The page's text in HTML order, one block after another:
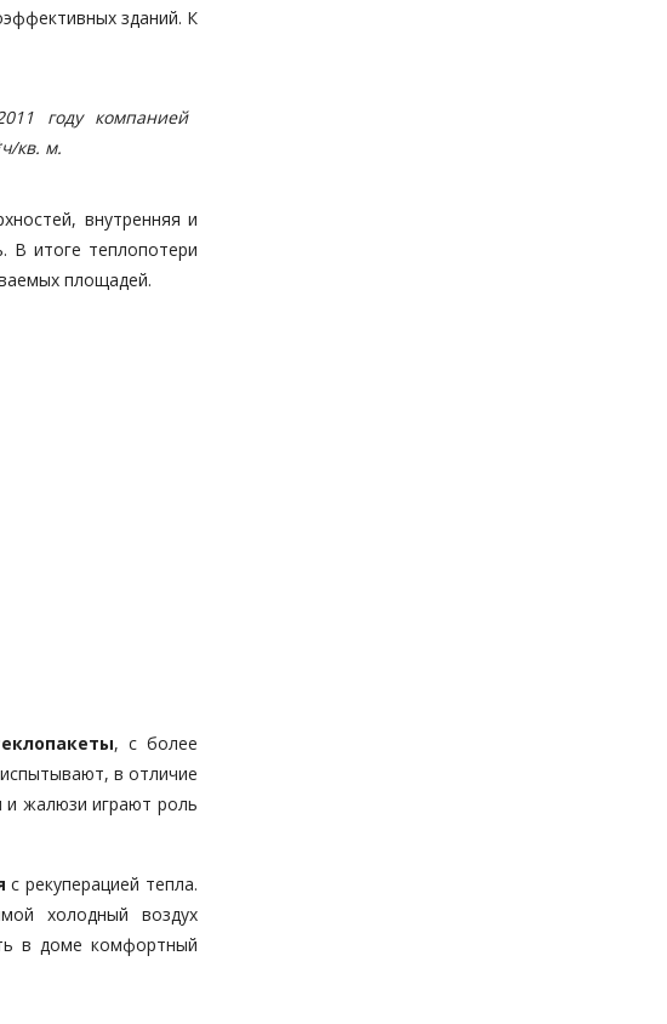
зданий. К
году компанией
кв. м.
внутренняя и
В итоге теплопотери
площадей.
, с более
в отличие
жалюзи играют роль
с рекуперацией тепла.
холодный воздух
в доме комфортный